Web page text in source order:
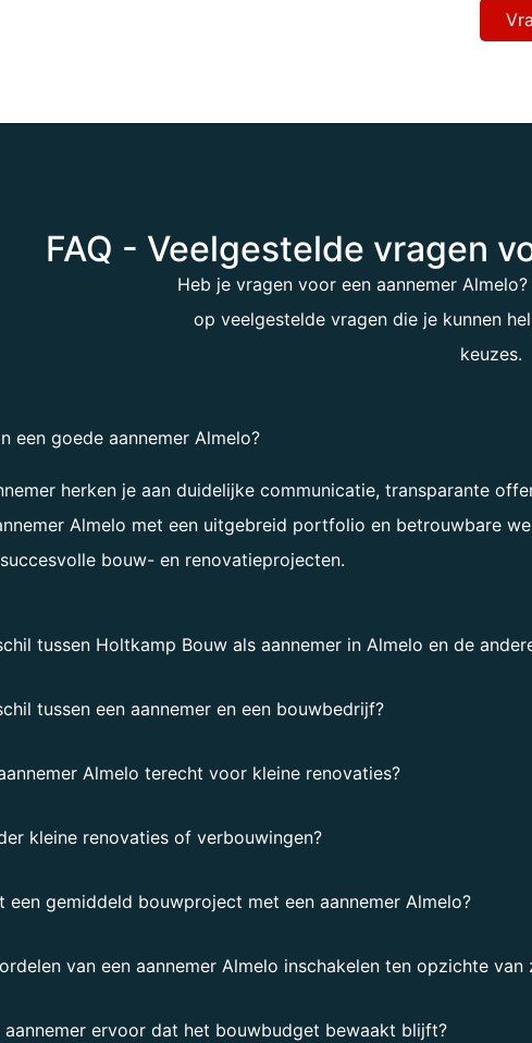
FAQ - Veelgestelde vragen
Heb je vragen voor eenaannemer Almelo
op veelgestelde vragen die je kunnen
keuzes.
een goede aannemer Almelo?
herken je aan duidelijke communicatie, transparante
Almelo met een uitgebreid portfolio en betrouwbare
bouw- en renovatieprojecten.
tussen Holtkamp Bouw als aannemer in Almelo en de
tussen een aannemer en een bouwbedrijf?
Almelo terecht voor kleine renovaties?
kleine renovaties of verbouwingen?
een gemiddeld bouwproject met een aannemer Almelo?
van een aannemer Almelo inschakelen ten opzichte van
aannemer ervoor dat het bouwbudget bewaakt blijft?